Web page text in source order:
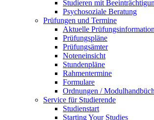
Studieren mit
Psychosoziale Beratung
Prüfungen und Termine
Aktuelle
Prüfungspläne
Prüfungsämter
Noteneinsicht
Stundenpläne
Rahmentermine
Formulare
Ordnungen /
Service für Studierende
Studienstart
Starting Your Studies